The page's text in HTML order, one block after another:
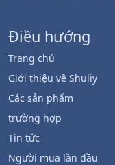
Điều hướng
Trang chủ
Giới thiệu về Shuliy
Các sản phẩm
trường hợp
Tin tức
Người mua lần đầu